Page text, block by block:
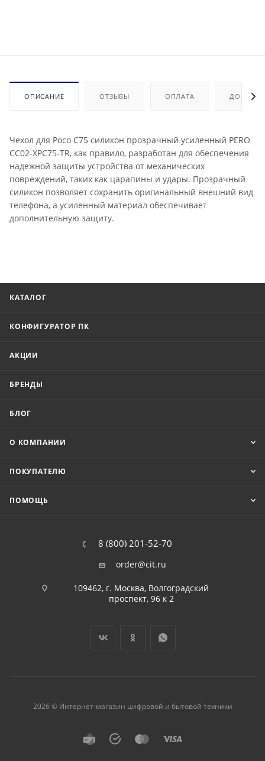
ОПИСАНИЕ ОТЗЫВЫ ОПЛАТА
Чехол для Poco C75 силикон прозрачный усиленный PERO
CC02-XPC75-TR, как правило, разработан для обеспечения
надежной защиты устройства от механических
повреждений, таких как царапины и удары. Прозрачный
силикон позволяет сохранить оригинальный внешний вид
телефона, а усиленный материал обеспечивает
дополнительную защиту.
КАТАЛОГ
КОНФИГУРАТОР ПК
АКЦИИ
БРЕНДЫ
БЛОГ
О КОМПАНИИ
ПОКУПАТЕЛЮ
ПОМОЩЬ
8 (800) 201-52-70
order@cit.ru
109462, г. Москва, Волгоградский
проспект, 96 к 2
2026 © Интернет-магазин цифровой и бытовой техники